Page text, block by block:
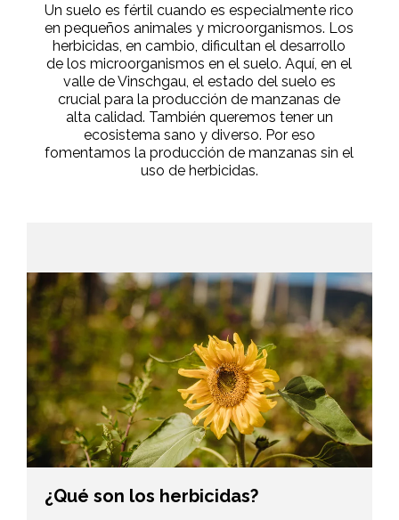
Un suelo es fértil cuando es especialmente rico
en pequeños animales y microorganismos. Los
herbicidas, en cambio, dificultan el desarrollo
de los microorganismos en el suelo. Aquí, en el
valle de Vinschgau, el estado del suelo es
crucial para la producción de manzanas de
alta calidad. También queremos tener un
ecosistema sano y diverso. Por eso
fomentamos la producción de manzanas sin el
uso de herbicidas.
¿Qué son los herbicidas?